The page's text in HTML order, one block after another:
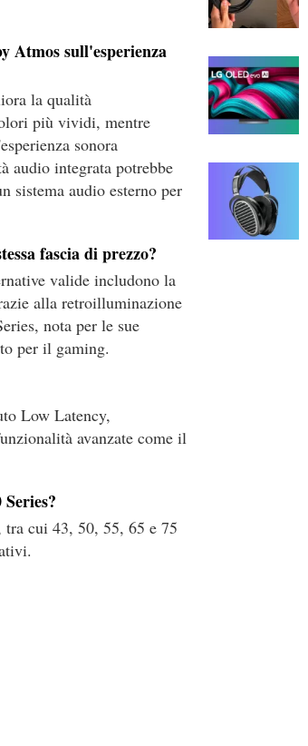
Atmos sull'esperienza
la qualità
più vividi, mentre
sonora
audio integrata potrebbe
sistema audio esterno per
fascia di prezzo?
valide includono la
alla retroilluminazione
nota per le sue
per il gaming.
Low Latency,
avanzate come il
cui 43, 50, 55, 65 e 75